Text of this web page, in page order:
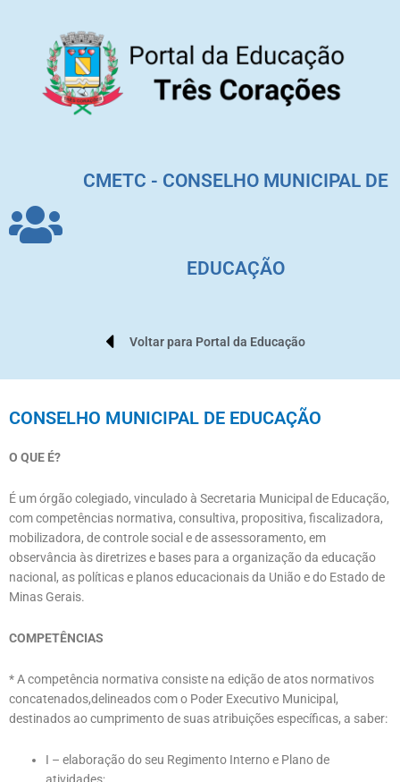
CMETC - CONSELHO MUNICIPAL DE
EDUCAÇÃO
Voltar para Portal da Educação
CONSELHO MUNICIPAL DE EDUCAÇÃO
O QUE É?
É um órgão colegiado, vinculado à Secretaria Municipal de Educação,
com competências normativa, consultiva, propositiva, fiscalizadora,
mobilizadora, de controle social e de assessoramento, em
observância às diretrizes e bases para a organização da educação
nacional, as políticas e planos educacionais da União e do Estado de
Minas Gerais.
COMPETÊNCIAS
* A competência normativa consiste na edição de atos normativos
concatenados,delineados com o Poder Executivo Municipal,
destinados ao cumprimento de suas atribuições específicas, a saber:
I – elaboração do seu Regimento Interno e Plano de